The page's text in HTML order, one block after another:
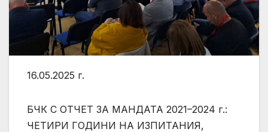
16.05.2025 г.
БЧК С ОТЧЕТ ЗА МАНДАТА 2021–2024 г.:
ЧЕТИРИ ГОДИНИ НА ИЗПИТАНИЯ,